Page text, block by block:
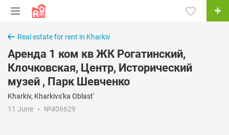
Real estate for rent in Kharkiv
Аренда 1 ком кв ЖК Рогатинский,
Клочковская, Центр, Исторический
музей , Парк Шевченко
Kharkiv, Kharkivs'ka Oblast'
11 June
№406629